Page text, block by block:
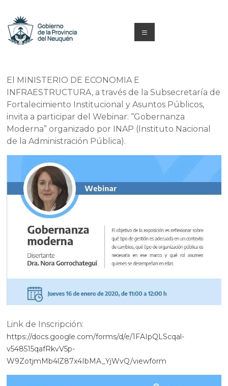
contenido
y
Formación
Neuquén
Menú
El MINISTERIO DE ECONOMIA E
INFRAESTRUCTURA, a través de la Subsecretaría de
Fortalecimiento Institucional y Asuntos Públicos,
invita a participar del Webinar: “Gobernanza
Moderna” organizado por INAP (Instituto Nacional
de la Administración Pública).
Link de Inscripción:
https://docs.google.com/forms/d/e/1FAIpQLScqal-
v548515qafRkvV5p-
W9ZotjmMb4lZ87x4IbMA_YjWvQ/viewform